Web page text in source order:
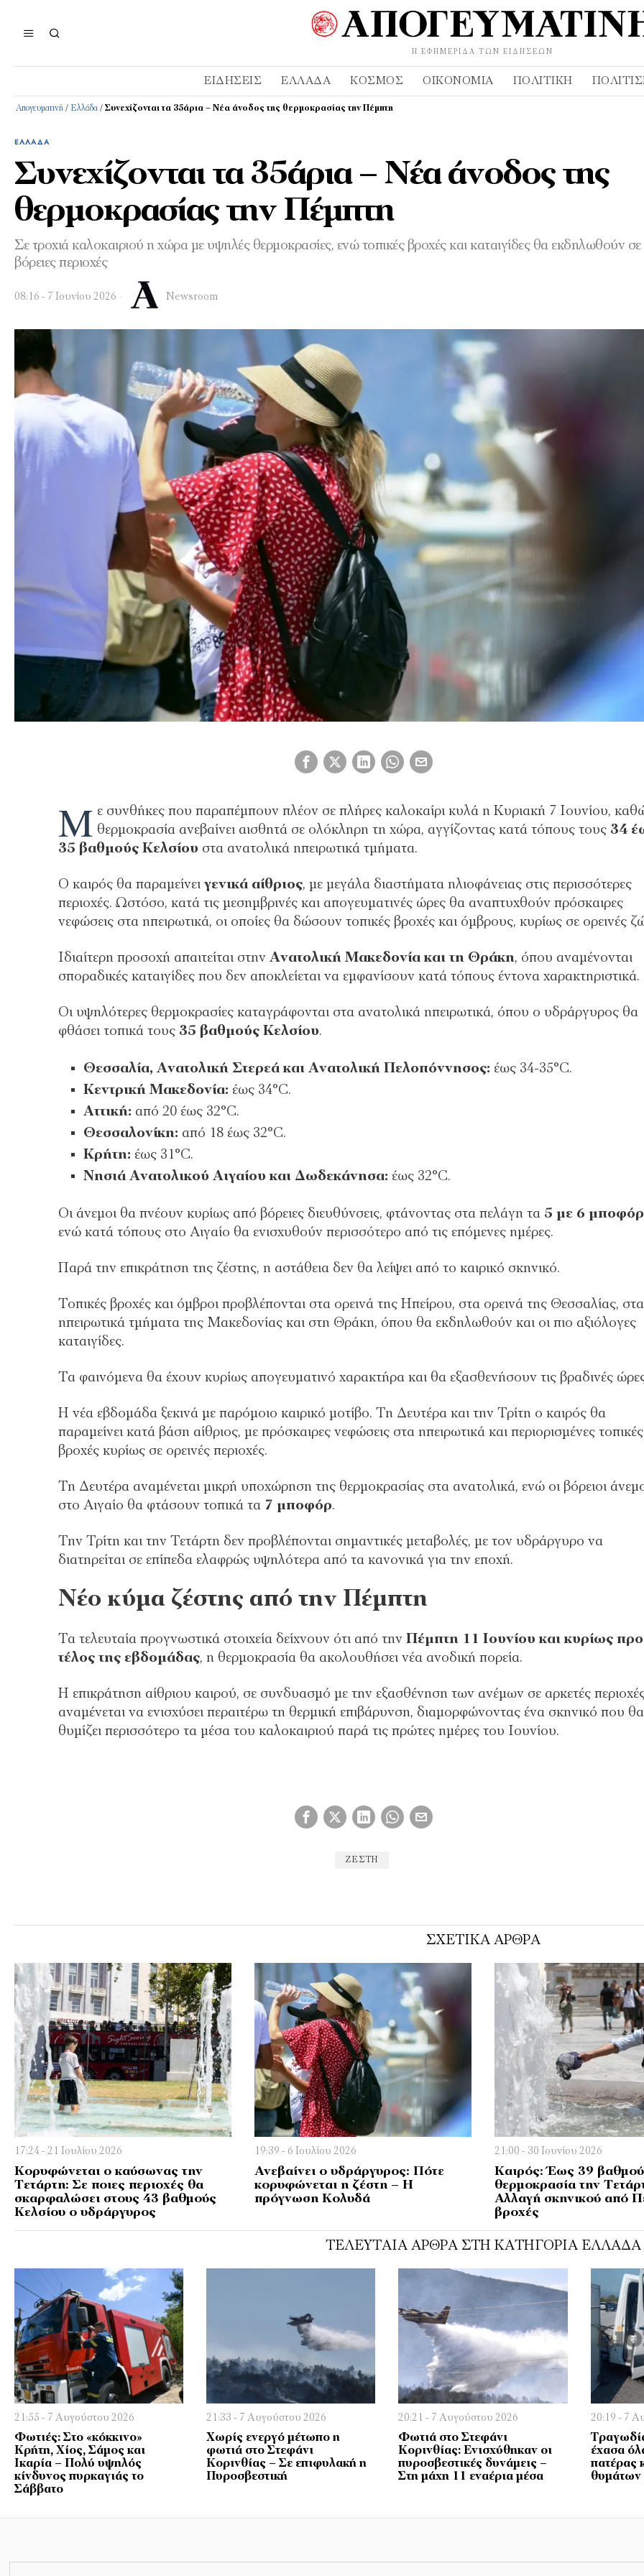
Η ΕΦΗΜΕΡΊΔΑ ΤΩΝ ΕΙΔΉΣΕΩΝ
ΕΙΔΉΣΕΙΣ ΕΛΛΆΔΑ ΚΌΣΜΟΣ ΟΙΚΟΝΟΜΊΑ ΠΟΛΙΤΙΚΉ
Απογευματινή / Ελλάδα / Συνεχίζονται τα 35άρια – Νέα άνοδος της θερμοκρασίας την Πέμπτη
ΕΛΛΆΔΑ
Συνεχίζονται τα 35άρια – Νέα άνοδος της
θερμοκρασίας την Πέμπτη
Σε τροχιά καλοκαιριού η χώρα με υψηλές θερμοκρασίες, ενώ τοπικές βροχές και καταιγίδες θα εκδηλωθούν σε
βόρειες περιοχές
08:16 - 7 Ιουνίου 2026 Newsroom
Μ ε συνθήκες που παραπέμπουν πλέον σε πλήρες καλοκαίρι κυλά η Κυριακή 7 Ιουνίου,
θερμοκρασία ανεβαίνει αισθητά σε ολόκληρη τη χώρα, αγγίζοντας κατά τόπους τους 34
35 βαθμούς Κελσίου στα ανατολικά ηπειρωτικά τμήματα.
Ο καιρός θα παραμείνει γενικά αίθριος, με μεγάλα διαστήματα ηλιοφάνειας στις περισσότερες
περιοχές. Ωστόσο, κατά τις μεσημβρινές και απογευματινές ώρες θα αναπτυχθούν πρόσκαιρες
νεφώσεις στα ηπειρωτικά, οι οποίες θα δώσουν τοπικές βροχές και όμβρους, κυρίως σε ορεινές
Ιδιαίτερη προσοχή απαιτείται στην Ανατολική Μακεδονία και τη Θράκη, όπου αναμένονται
σποραδικές καταιγίδες που δεν αποκλείεται να εμφανίσουν κατά τόπους έντονα χαρακτηριστικά.
Οι υψηλότερες θερμοκρασίες καταγράφονται στα ανατολικά ηπειρωτικά, όπου ο υδράργυρος θα
φθάσει τοπικά τους 35 βαθμούς Κελσίου.
Θεσσαλία, Ανατολική Στερεά και Ανατολική Πελοπόννησος: έως 34-35°C.
Κεντρική Μακεδονία: έως 34°C.
Αττική: από 20 έως 32°C.
Θεσσαλονίκη: από 18 έως 32°C.
Κρήτη: έως 31°C.
Νησιά Ανατολικού Αιγαίου και Δωδεκάνησα: έως 32°C.
Οι άνεμοι θα πνέουν κυρίως από βόρειες διευθύνσεις, φτάνοντας στα πελάγη τα 5 με 6 μποφόρ
ενώ κατά τόπους στο Αιγαίο θα ενισχυθούν περισσότερο από τις επόμενες ημέρες.
Παρά την επικράτηση της ζέστης, η αστάθεια δεν θα λείψει από το καιρικό σκηνικό.
Τοπικές βροχές και όμβροι προβλέπονται στα ορεινά της Ηπείρου, στα ορεινά της Θεσσαλίας, στα
ηπειρωτικά τμήματα της Μακεδονίας και στη Θράκη, όπου θα εκδηλωθούν και οι πιο αξιόλογες
καταιγίδες.
Τα φαινόμενα θα έχουν κυρίως απογευματινό χαρακτήρα και θα εξασθενήσουν τις βραδινές
Η νέα εβδομάδα ξεκινά με παρόμοιο καιρικό μοτίβο. Τη Δευτέρα και την Τρίτη ο καιρός θα
παραμείνει κατά βάση αίθριος, με πρόσκαιρες νεφώσεις στα ηπειρωτικά και περιορισμένες τοπικές
βροχές κυρίως σε ορεινές περιοχές.
Τη Δευτέρα αναμένεται μικρή υποχώρηση της θερμοκρασίας στα ανατολικά, ενώ οι βόρειοι
στο Αιγαίο θα φτάσουν τοπικά τα 7 μποφόρ.
Την Τρίτη και την Τετάρτη δεν προβλέπονται σημαντικές μεταβολές, με τον υδράργυρο να
διατηρείται σε επίπεδα ελαφρώς υψηλότερα από τα κανονικά για την εποχή.
Νέο κύμα ζέστης από την Πέμπτη
Τα τελευταία προγνωστικά στοιχεία δείχνουν ότι από την Πέμπτη 11 Ιουνίου και κυρίως
τέλος της εβδομάδας, η θερμοκρασία θα ακολουθήσει νέα ανοδική πορεία.
Η επικράτηση αίθριου καιρού, σε συνδυασμό με την εξασθένηση των ανέμων σε αρκετές
αναμένεται να ενισχύσει περαιτέρω τη θερμική επιβάρυνση, διαμορφώνοντας ένα σκηνικό που θα
θυμίζει περισσότερο τα μέσα του καλοκαιριού παρά τις πρώτες ημέρες του Ιουνίου.
ΖΕΣΤΗ
ΣΧΕΤΙΚΑ ΑΡΘΡΑ
17:24 - 21 Ιουλίου 2026
Κορυφώνεται ο καύσωνας την
Τετάρτη: Σε ποιες περιοχές θα
σκαρφαλώσει στους 43 βαθμούς
Κελσίου ο υδράργυρος
19:39 - 6 Ιουλίου 2026
Ανεβαίνει ο υδράργυρος: Πότε
κορυφώνεται η ζέστη – Η
πρόγνωση Κολυδά
21:00 - 30 Ιουνίου 2026
Καιρός: Έως 39
θερμοκρασία την
Αλλαγή σκηνικού από
βροχές
ΤΕΛΕΥΤΑΊΑ ΆΡΘΡΑ ΣΤΗ ΚΑΤΗΓΟΡΊΑ ΕΛΛΆΔΑ
21:55 - 7 Αυγούστου 2026
Φωτιές: Στο «κόκκινο»
Κρήτη, Χίος, Σάμος και
Ικαρία – Πολύ υψηλός
κίνδυνος πυρκαγιάς το
Σάββατο
21:33 - 7 Αυγούστου 2026
Χωρίς ενεργό μέτωπο η
φωτιά στο Στεφάνι
Κορινθίας – Σε επιφυλακή η
Πυροσβεστική
20:21 - 7 Αυγούστου 2026
Φωτιά στο Στεφάνι
Κορινθίας: Ενισχύθηκαν οι
πυροσβεστικές δυνάμεις –
Στη μάχη 11 εναέρια μέσα
20:19 - 7
έχασα
πατέρας
θυμάτων